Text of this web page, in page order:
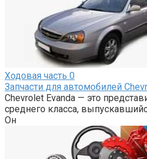
Ходовая часть 0
Запчасти для автомобилей
Chevrolet Evanda — это
среднего класса,
Он